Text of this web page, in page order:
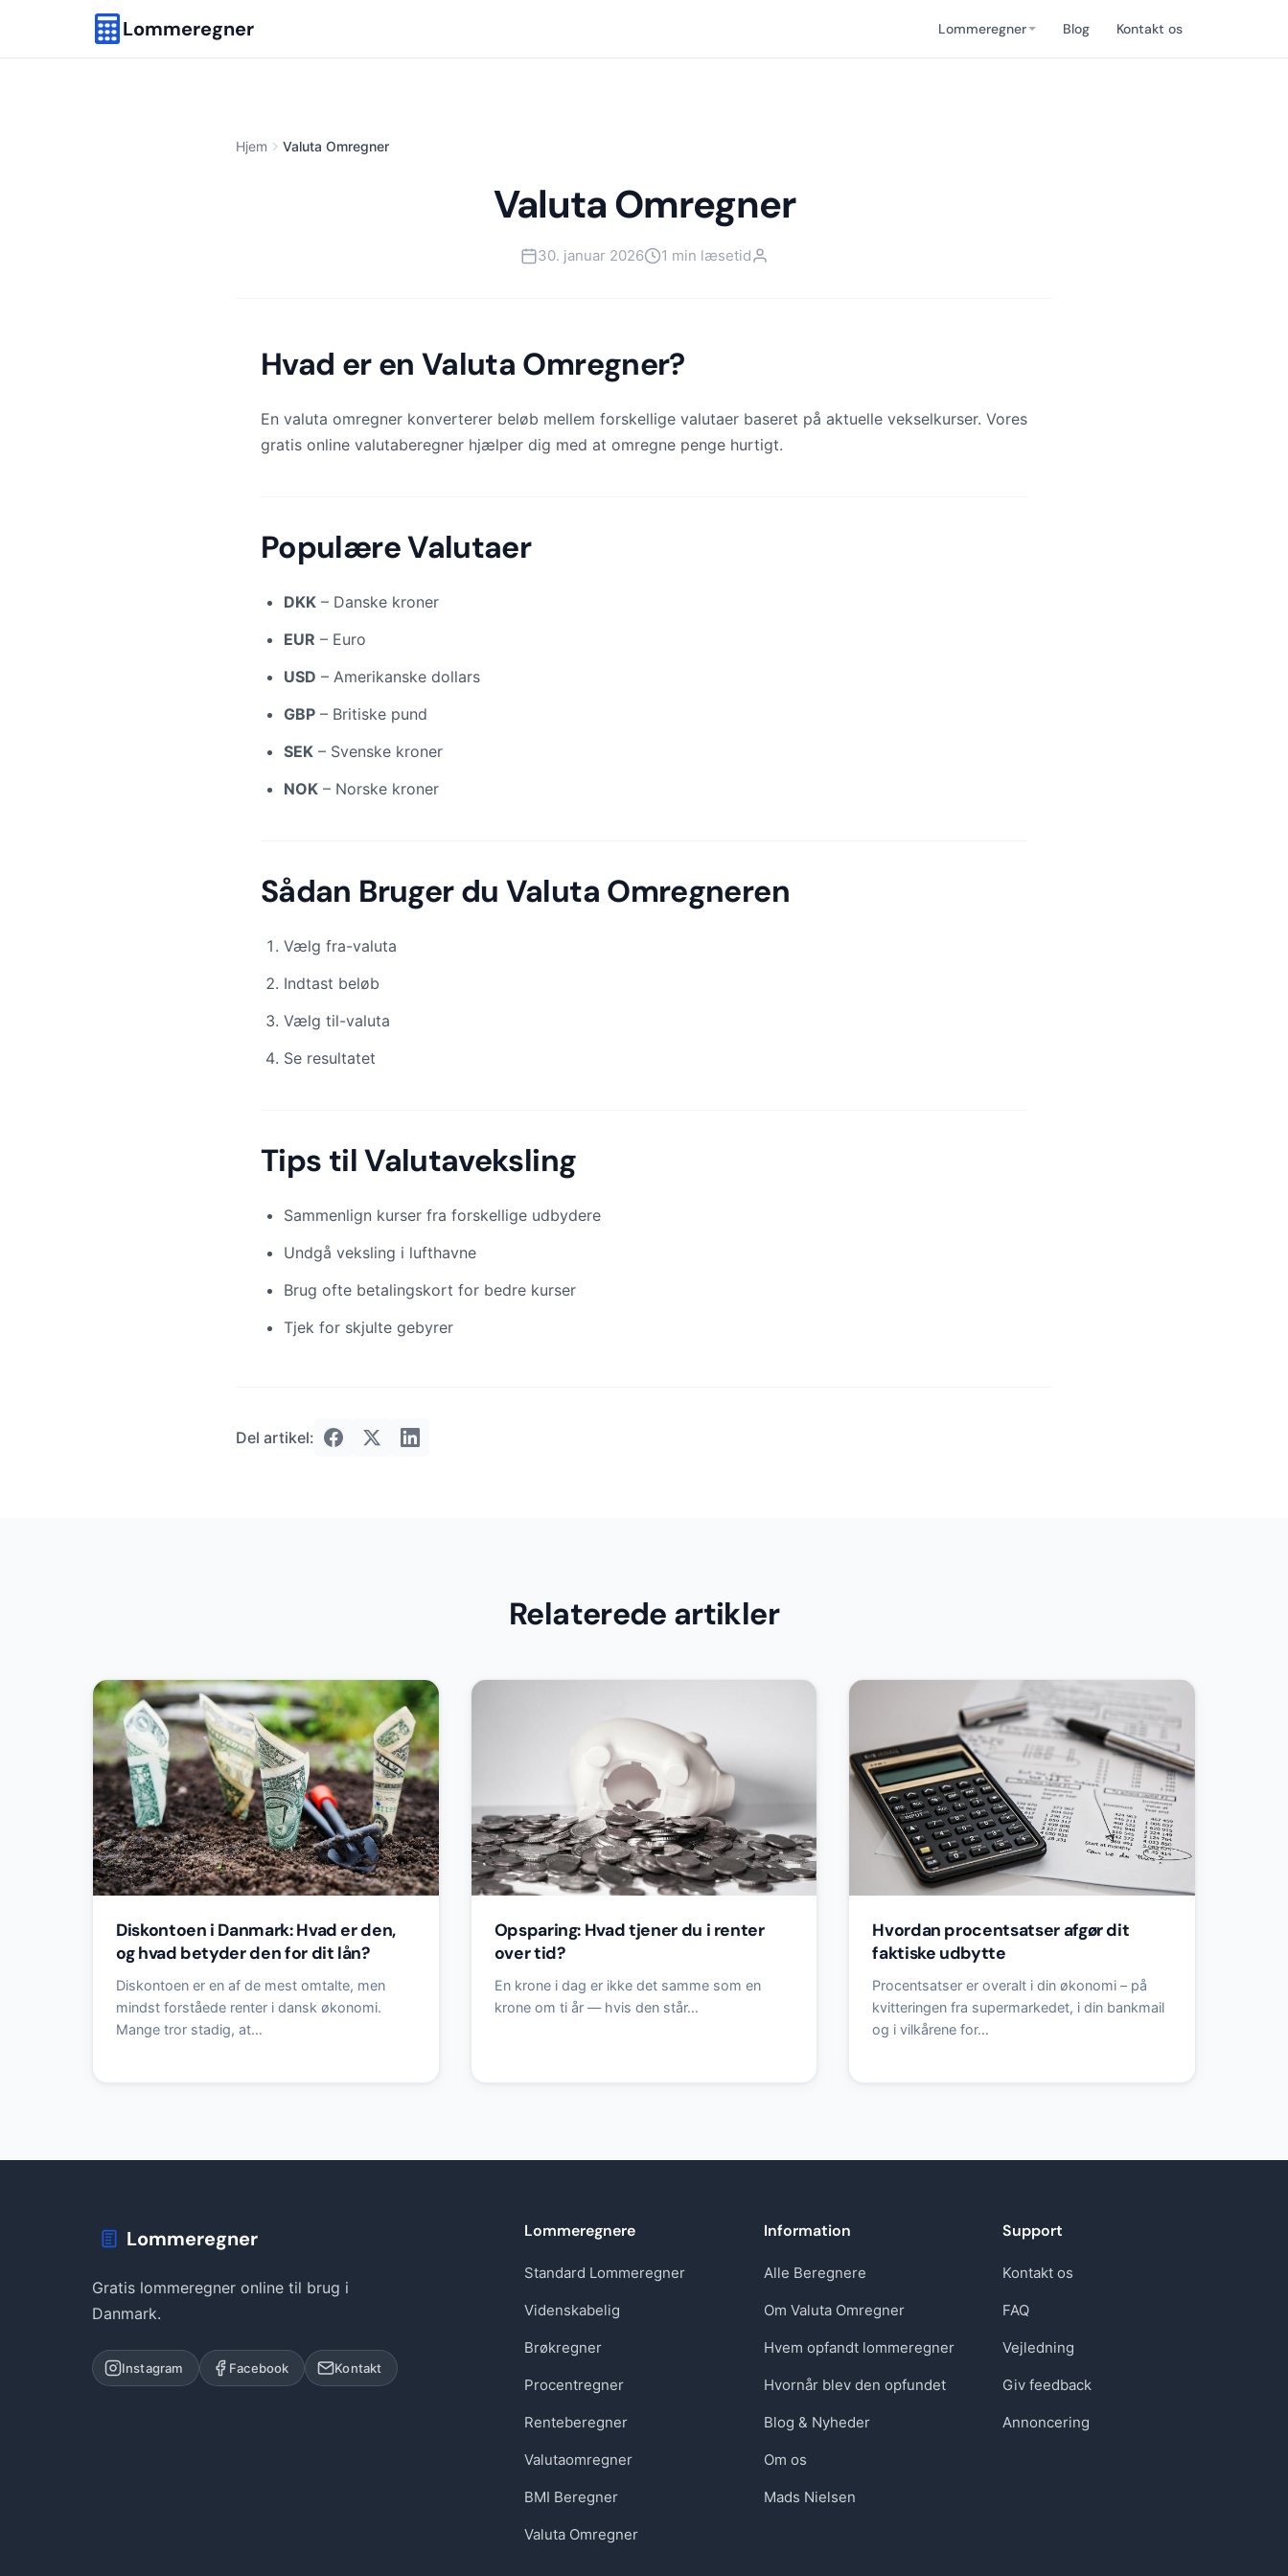
Lommeregner Lommeregner Blog Kontakt os
Hjem Valuta Omregner
Valuta Omregner
30. januar 2026 1 min læsetid
Hvad er en Valuta Omregner?
En valuta omregner konverterer beløb mellem forskellige valutaer baseret på aktuelle vekselkurser. Vores
gratis online valutaberegner hjælper dig med at omregne penge hurtigt.
Populære Valutaer
DKK – Danske kroner
EUR – Euro
USD – Amerikanske dollars
GBP – Britiske pund
SEK – Svenske kroner
NOK – Norske kroner
Sådan Bruger du Valuta Omregneren
Vælg fra-valuta
Indtast beløb
Vælg til-valuta
Se resultatet
Tips til Valutaveksling
Sammenlign kurser fra forskellige udbydere
Undgå veksling i lufthavne
Brug ofte betalingskort for bedre kurser
Tjek for skjulte gebyrer
Del artikel:
Relaterede artikler
Diskontoen i Danmark: Hvad er den,
og hvad betyder den for dit lån?
Diskontoen er en af de mest omtalte, men
mindst forståede renter i dansk økonomi.
Mange tror stadig, at…
Opsparing: Hvad tjener du i renter
over tid?
En krone i dag er ikke det samme som en
krone om ti år — hvis den står…
Hvordan procentsatser afgør dit
faktiske udbytte
Procentsatser er overalt i din økonomi – på
kvitteringen fra supermarkedet, i din bankmail
og i vilkårene for…
Lommeregner
Gratis lommeregner online til brug i
Danmark.
Instagram Facebook Kontakt
Lommeregnere
Standard Lommeregner
Videnskabelig
Brøkregner
Procentregner
Renteberegner
Valutaomregner
BMI Beregner
Valuta Omregner
Information
Alle Beregnere
Om Valuta Omregner
Hvem opfandt lommeregner
Hvornår blev den opfundet
Blog & Nyheder
Om os
Mads Nielsen
Support
Kontakt os
FAQ
Vejledning
Giv feedback
Annoncering